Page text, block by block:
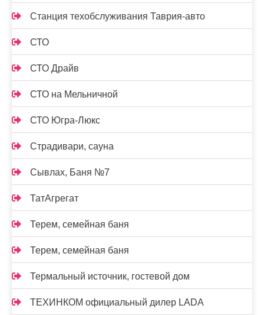
Станция техобслуживания Таврия-авто
СТО
СТО Драйв
СТО на Мельничной
СТО Югра-Люкс
Страдивари, сауна
Сывлах, Баня №7
ТатАгрегат
Терем, семейная баня
Терем, семейная баня
Термальный источник, гостевой дом
ТЕХИНКОМ официальный дилер LADA